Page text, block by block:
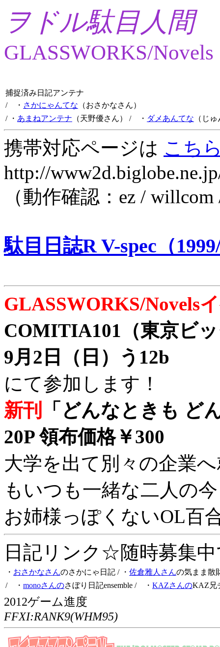
ヲドル駄目人間
GLASSWORKS/Novels
捕捉済み日記アンテナ
/ ・ さかにゃんてな （おさかなさん）
/ ・ あまねアンテナ （天野優さん） / ・ ダメあんてな （じ
携帯対応ページは こち
http://
（動作確認：ez /
駄目日誌R V-spec（
GLASSWORKS/Novels
COMITIA101（東京ビ
9月2日（日）う12b
にて参加します！
新刊
「どんなときも ど
20P 領布価格￥300
大学を出て別々の企業
もいつも一緒な二人の
お姉様っぽくないOL百
日記リンク☆随時募集
・ おさかなさんのさかにゃ日記 / ・ 佐倉雅人さんの気まま散
/ ・ monoさんのさぼり日記ensemble / ・ KAZさんのKAZ兄
2012ゲーム進度
FFXI:RANK9(WHM95)